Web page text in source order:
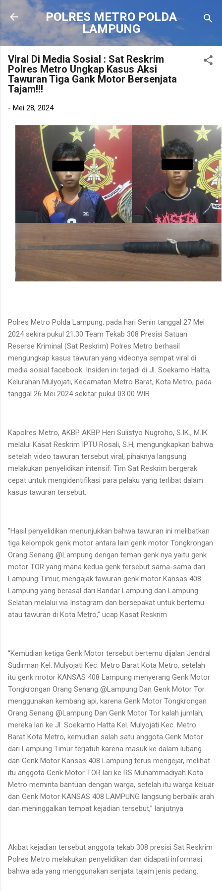
Langsung ke konten utama
POLRES METRO POLDA
LAMPUNG
Viral Di Media Sosial : Sat Reskrim
Polres Metro Ungkap Kasus Aksi
Tawuran Tiga Gank Motor Bersenjata
Tajam!!!
- Mei 28, 2024
Polres Metro Polda Lampung, pada hari Senin tanggal 27 Mei
2024 sekira pukul 21.30 Team Tekab 308 Presisi Satuan
Reserse Kriminal (Sat Reskrim) Polres Metro berhasil
mengungkap kasus tawuran yang videonya sempat viral di
media sosial facebook. Insiden ini terjadi di Jl. Soekarno Hatta,
Kelurahan Mulyojati, Kecamatan Metro Barat, Kota Metro, pada
tanggal 26 Mei 2024 sekitar pukul 03.00 WIB.
Kapolres Metro, AKBP AKBP Heri Sulistyo Nugroho, S.IK., M.IK
melalui Kasat Reskrim IPTU Rosali, S.H, mengungkapkan bahwa
setelah video tawuran tersebut viral, pihaknya langsung
melakukan penyelidikan intensif. Tim Sat Reskrim bergerak
cepat untuk mengidentifikasi para pelaku yang terlibat dalam
kasus tawuran tersebut.
"Hasil penyelidikan menunjukkan bahwa tawuran ini melibatkan
tiga kelompok genk motor antara lain genk motor Tongkrongan
Orang Senang @Lampung dengan teman genk nya yaitu genk
motor TOR yang mana kedua genk tersebut sama-sama dari
Lampung Timur, mengajak tawuran genk motor Kansas 408
Lampung yang berasal dari Bandar Lampung dan Lampung
Selatan melalui via Instagram dan bersepakat untuk bertemu
atau tawuran di Kota Metro,” ucap Kasat Reskrim
“Kemudian ketiga Genk Motor tersebut bertemu dijalan Jendral
Sudirman Kel. Mulyojati Kec. Metro Barat Kota Metro, setelah
itu genk motor KANSAS 408 Lampung menyerang Genk Motor
Tongkrongan Orang Senang @Lampung Dan Genk Motor Tor
menggunakan kembang api, karena Genk Motor Tongkrongan
Orang Senang @Lampung Dan Genk Motor Tor kalah jumlah,
mereka lari ke Jl. Soekarno Hatta Kel. Mulyojati Kec. Metro
Barat Kota Metro, kemudian salah satu anggota Genk Motor
dari Lampung Timur terjatuh karena masuk ke dalam lubang
dan Genk Motor Kansas 408 Lampung terus mengejar, melihat
itu anggota Genk Motor TOR lari ke RS Muhammadiyah Kota
Metro meminta bantuan dengan warga, setelah itu warga keluar
dan Genk Motor KANSAS 408 LAMPUNG langsung berbalik arah
dan meninggalkan tempat kejadian tersebut,” lanjutnya
Akibat kejadian tersebut anggota tekab 308 presisi Sat Reskrim
Polres Metro melakukan penyelidikan dan didapati informasi
bahwa ada yang menggunakan senjata tajam jenis pedang.